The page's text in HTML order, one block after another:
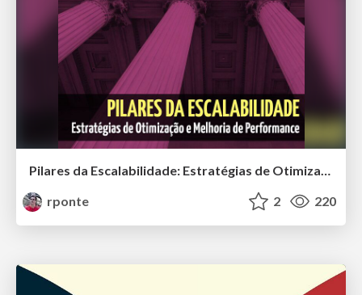
Pilares da Escalabilidade: Estratégias de Otimização e Melhoria de Performance
rponte
2 220